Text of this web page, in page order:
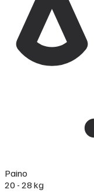
Paino
20 - 28 kg